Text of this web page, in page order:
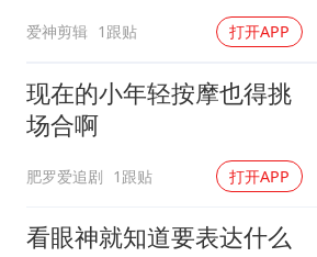
爱神剪辑 1跟贴 打开APP
现在的小年轻按摩也得挑
场合啊
肥罗爱追剧 1跟贴 打开APP
看眼神就知道要表达什么